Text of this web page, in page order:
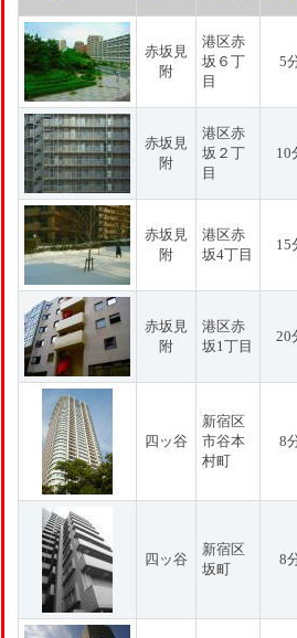
赤坂見
附
港区赤
坂６丁
目
5
赤坂見
附
港区赤
坂２丁
目
10
赤坂見
附
港区赤
坂4丁目
15
赤坂見
附
港区赤
坂1丁目
20
四ッ谷
新宿区
市谷本
村町
8
四ッ谷
新宿区
坂町
8